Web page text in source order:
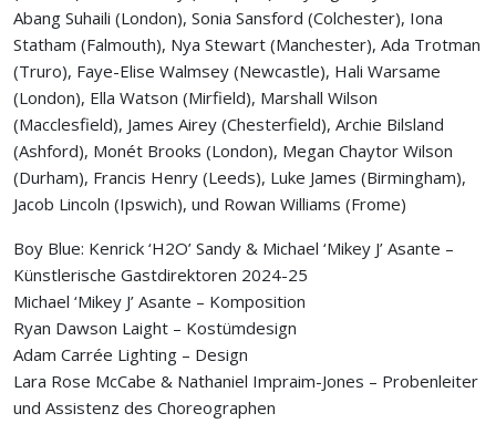
Abang Suhaili (London), Sonia Sansford (Colchester), Iona
Statham (Falmouth), Nya Stewart (Manchester), Ada Trotman
(Truro), Faye-Elise Walmsey (Newcastle), Hali Warsame
(London), Ella Watson (Mirfield), Marshall Wilson
(Macclesfield), James Airey (Chesterfield), Archie Bilsland
(Ashford), Monét Brooks (London), Megan Chaytor Wilson
(Durham), Francis Henry (Leeds), Luke James (Birmingham),
Jacob Lincoln (Ipswich), und Rowan Williams (Frome)
Boy Blue: Kenrick ‘H2O’ Sandy & Michael ‘Mikey J’ Asante –
Künstlerische Gastdirektoren 2024-25
Michael ‘Mikey J’ Asante – Komposition
Ryan Dawson Laight – Kostümdesign
Adam Carrée Lighting – Design
Lara Rose McCabe & Nathaniel Impraim-Jones – Probenleiter
und Assistenz des Choreographen